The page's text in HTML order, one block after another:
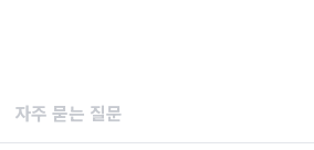
자주 묻는 질문